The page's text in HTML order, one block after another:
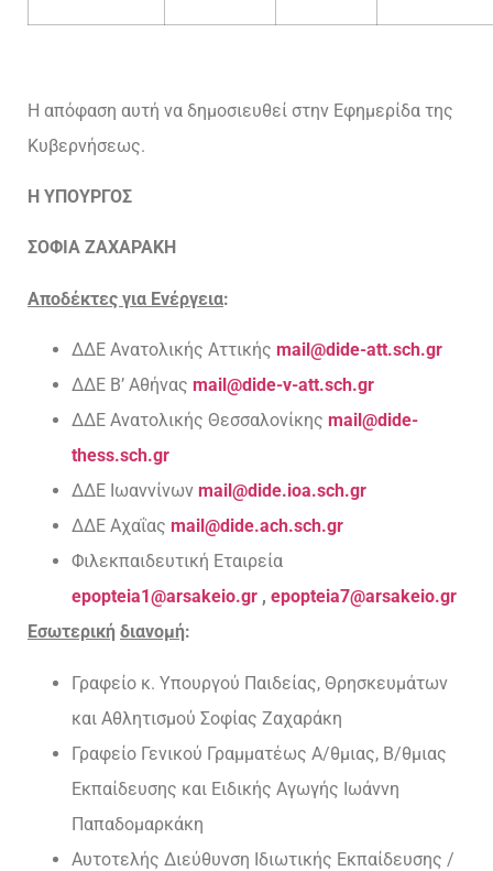
Η απόφαση αυτή να δημοσιευθεί στην Εφημερίδα της
Κυβερνήσεως.
Η ΥΠΟΥΡΓΟΣ
ΣΟΦΙΑ ΖΑΧΑΡΑΚΗ
Αποδέκτες για Ενέργεια:
ΔΔΕ Ανατολικής Αττικής mail@dide-att.sch.gr
ΔΔΕ Β’ Αθήνας mail@dide-v-att.sch.gr
ΔΔΕ Ανατολικής Θεσσαλονίκης mail@dide-
thess.sch.gr
ΔΔΕ Ιωαννίνων mail@dide.ioa.sch.gr
ΔΔΕ Αχαΐας mail@dide.ach.sch.gr
Φιλεκπαιδευτική Εταιρεία
epopteia1@arsakeio.gr , epopteia7@arsakeio.gr
Εσωτερική διανομή:
Γραφείο κ. Υπουργού Παιδείας, Θρησκευμάτων
και Αθλητισμού Σοφίας Ζαχαράκη
Γραφείο Γενικού Γραμματέως Α/θμιας, Β/θμιας
Εκπαίδευσης και Ειδικής Αγωγής Ιωάννη
Παπαδομαρκάκη
Αυτοτελής Διεύθυνση Ιδιωτικής Εκπαίδευσης /